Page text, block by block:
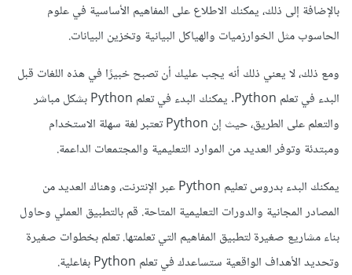
بالإضافة إلى ذلك، يمكنك الاطلاع على المفاهيم الأساسية في علوم
الحاسوب مثل الخوارزميات والهياكل البيانية وتخزين البيانات.
ومع ذلك، لا يعني ذلك أنه يجب عليك أن تصبح خبيرًا في هذه اللغات قبل
البدء في تعلم Python. يمكنك البدء في تعلم Python بشكل مباشر
والتعلم على الطريق، حيث إن Python تعتبر لغة سهلة الاستخدام
ومبتدئة وتوفر العديد من الموارد التعليمية والمجتمعات الداعمة.
يمكنك البدء بدروس تعليم Python عبر الإنترنت، وهناك العديد من
المصادر المجانية والدورات التعليمية المتاحة. قم بالتطبيق العملي وحاول
بناء مشاريع صغيرة لتطبيق المفاهيم التي تعلمتها. تعلم بخطوات صغيرة
وتحديد الأهداف الواقعية ستساعدك في تعلم Python بفاعلية.